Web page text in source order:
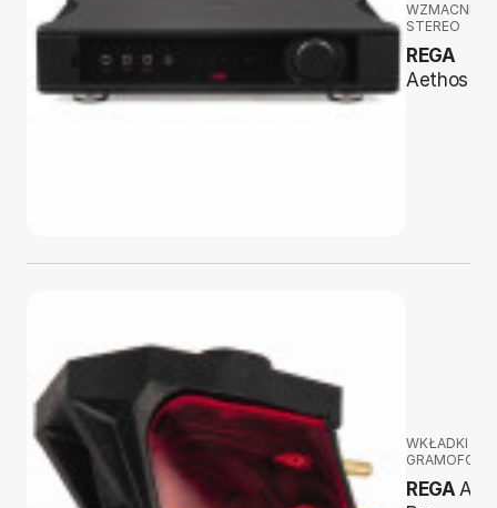
STEREO
REGA
Aethos
WKŁADKI
REGAAnia